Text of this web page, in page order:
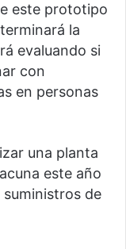
este prototipo
la
evaluando si
con
en personas
una planta
este año
de